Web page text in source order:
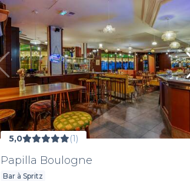
5,0 (1)
Papilla Boulogne
Bar à Spritz